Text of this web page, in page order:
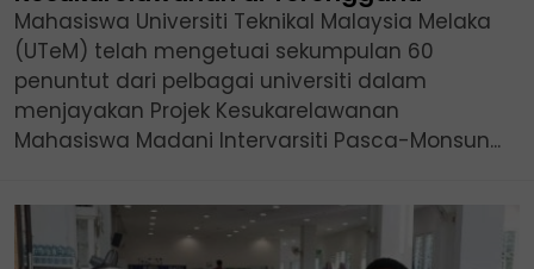
Mahasiswa Universiti Teknikal Malaysia Melaka
(UTeM) telah mengetuai sekumpulan 60
penuntut dari pelbagai universiti dalam
menjayakan Projek Kesukarelawanan
Mahasiswa Madani Intervarsiti Pasca-Monsun...